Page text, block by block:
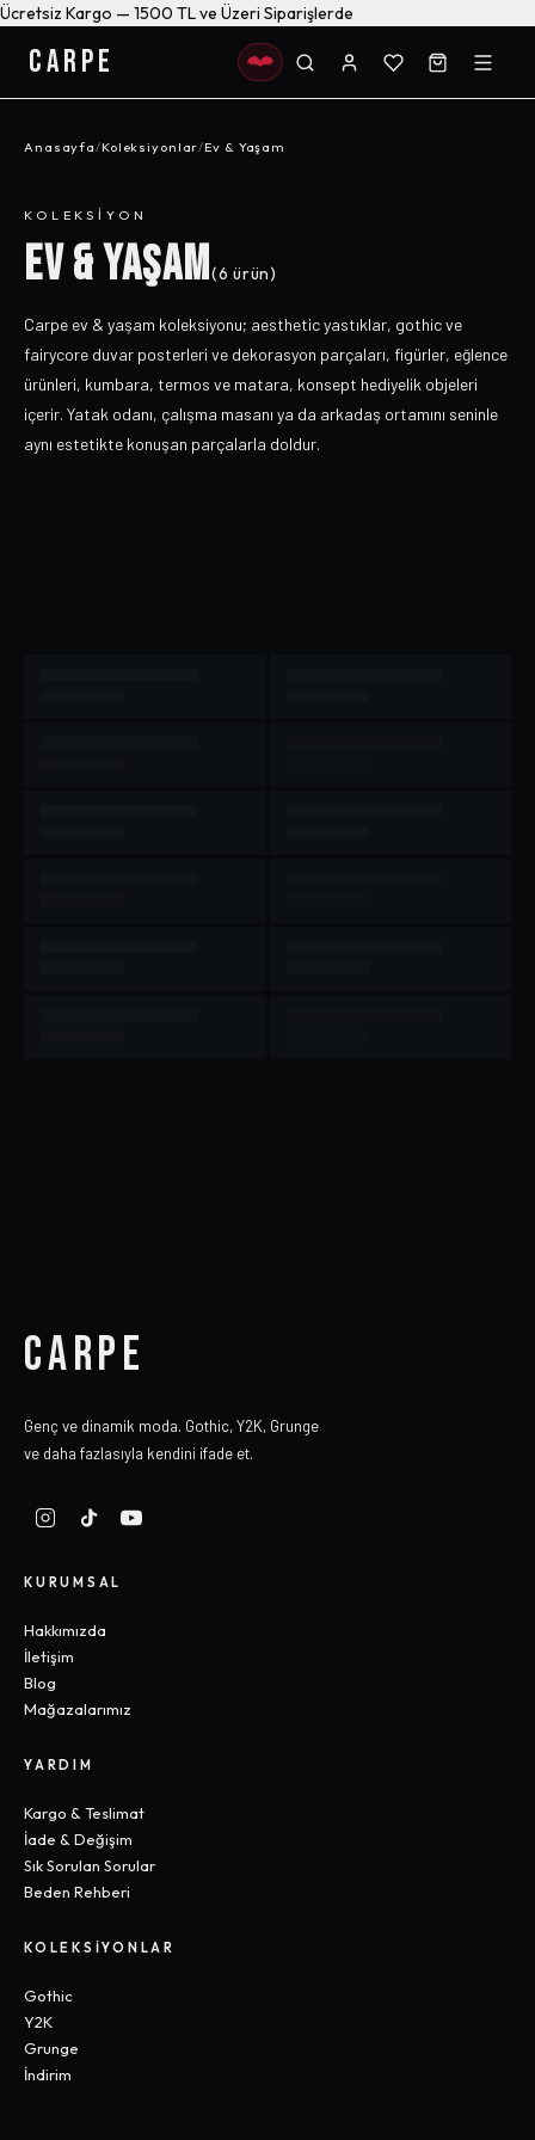
Ücretsiz Kargo — 1500 TL ve Üzeri Siparişlerde
CARPE
Anasayfa/Koleksiyonlar/Ev & Yaşam
KOLEKSIYON
EV & YAŞAM(6 ürün)
Carpe ev & yaşam koleksiyonu; aesthetic yastıklar, gothic ve
fairycore duvar posterleri ve dekorasyon parçaları, figürler, eğlence
ürünleri, kumbara, termos ve matara, konsept hediyelik objeleri
içerir. Yatak odanı, çalışma masanı ya da arkadaş ortamını seninle
aynı estetikte konuşan parçalarla doldur.
CARPE
Genç ve dinamik moda. Gothic, Y2K, Grunge
ve daha fazlasıyla kendini ifade et.
KURUMSAL
Hakkımızda
İletişim
Blog
Mağazalarımız
YARDIM
Kargo & Teslimat
İade & Değişim
Sık Sorulan Sorular
Beden Rehberi
KOLEKSIYONLAR
Gothic
Y2K
Grunge
İndirim